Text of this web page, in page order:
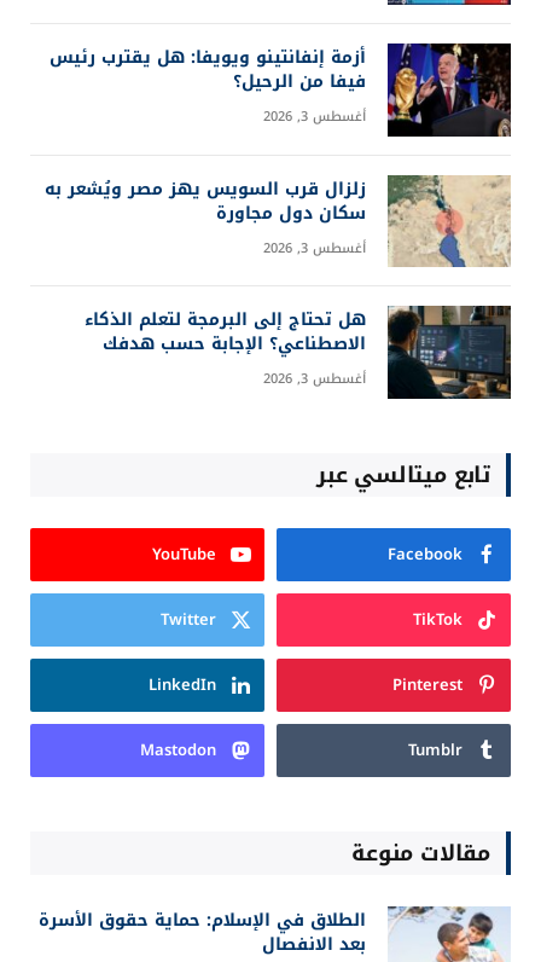
أزمة إنفانتينو ويويفا: هل يقترب رئيس
فيفا من الرحيل؟
أغسطس 3, 2026
زلزال قرب السويس يهز مصر ويُشعر به
سكان دول مجاورة
أغسطس 3, 2026
هل تحتاج إلى البرمجة لتعلم الذكاء
الاصطناعي؟ الإجابة حسب هدفك
أغسطس 3, 2026
تابع ميتالسي عبر
Facebook
YouTube
TikTok
Twitter
Pinterest
LinkedIn
Tumblr
Mastodon
مقالات منوعة
الطلاق في الإسلام: حماية حقوق الأسرة
بعد الانفصال